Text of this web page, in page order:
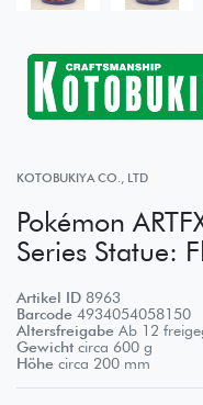
KOTOBUKIYA CO., LTD
Pokémon
Series Statue:
Artikel ID 8963
Barcode 4934054058150
Altersfreigabe Ab 12
Gewicht circa 600 g
Höhe circa 200 mm